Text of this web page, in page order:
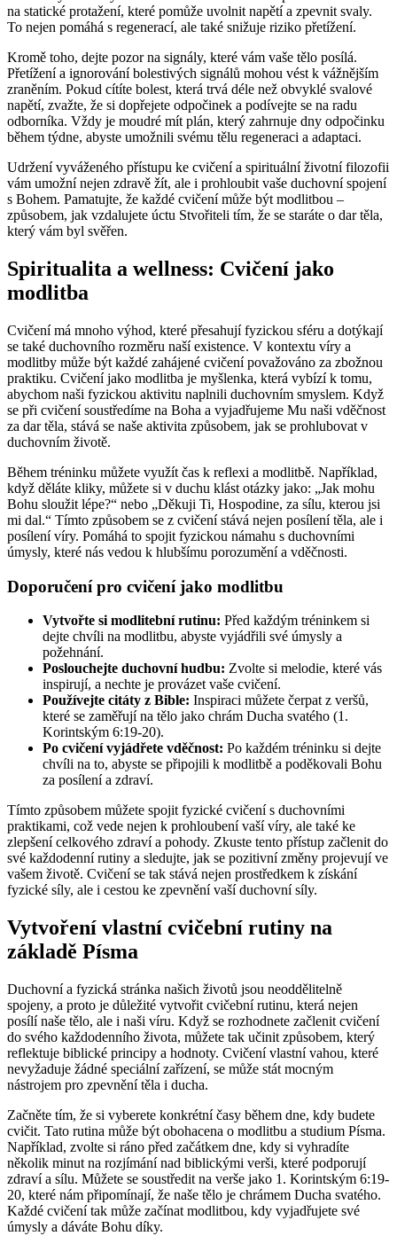
na statické protažení, které pomůže uvolnit napětí a zpevnit svaly.
To nejen pomáhá s regenerací, ale také snižuje riziko přetížení.
Kromě toho, dejte pozor na signály, které vám vaše tělo posílá.
Přetížení a ignorování bolestivých signálů mohou vést k vážnějším
zraněním. Pokud cítíte bolest, která trvá déle než obvyklé svalové
napětí, zvažte, že si dopřejete odpočinek a podívejte se na radu
odborníka. Vždy je moudré mít plán, který zahrnuje dny odpočinku
během týdne, abyste umožnili svému tělu regeneraci a adaptaci.
Udržení vyváženého přístupu ke cvičení a spirituální životní filozofii
vám umožní nejen zdravě žít, ale i prohloubit vaše duchovní spojení
s Bohem. Pamatujte, že každé cvičení může být modlitbou –
způsobem, jak vzdalujete úctu Stvořiteli tím, že se staráte o dar těla,
který vám byl svěřen.
Spiritualita a wellness: Cvičení jako
modlitba
Cvičení má mnoho výhod, které přesahují fyzickou sféru a dotýkají
se také duchovního rozměru naší existence. V kontextu víry a
modlitby může být každé zahájené cvičení považováno za zbožnou
praktiku. Cvičení jako modlitba je myšlenka, která vybízí k tomu,
abychom naši fyzickou aktivitu naplnili duchovním smyslem. Když
se při cvičení soustředíme na Boha a vyjadřujeme Mu naši vděčnost
za dar těla, stává se naše aktivita způsobem, jak se prohlubovat v
duchovním životě.
Během tréninku můžete využít čas k reflexi a modlitbě. Například,
když děláte kliky, můžete si v duchu klást otázky jako: „Jak mohu
Bohu sloužit lépe?“ nebo „Děkuji Ti, Hospodine, za sílu, kterou jsi
mi dal.“ Tímto způsobem se z cvičení stává nejen posílení těla, ale i
posílení víry. Pomáhá to spojit fyzickou námahu s duchovními
úmysly, které nás vedou k hlubšímu porozumění a vděčnosti.
Doporučení pro cvičení jako modlitbu
Vytvořte si modlitební rutinu: Před každým tréninkem si
dejte chvíli na modlitbu, abyste vyjádřili své úmysly a
požehnání.
Poslouchejte duchovní hudbu: Zvolte si melodie, které vás
inspirují, a nechte je provázet vaše cvičení.
Používejte citáty z Bible: Inspiraci můžete čerpat z veršů,
které se zaměřují na tělo jako chrám Ducha svatého (1.
Korintským 6:19-20).
Po cvičení vyjádřete vděčnost: Po každém tréninku si dejte
chvíli na to, abyste se připojili k modlitbě a poděkovali Bohu
za posílení a zdraví.
Tímto způsobem můžete spojit fyzické cvičení s duchovními
praktikami, což vede nejen k prohloubení vaší víry, ale také ke
zlepšení celkového zdraví a pohody. Zkuste tento přístup začlenit do
své každodenní rutiny a sledujte, jak se pozitivní změny projevují ve
vašem životě. Cvičení se tak stává nejen prostředkem k získání
fyzické síly, ale i cestou ke zpevnění vaší duchovní síly.
Vytvoření vlastní cvičební rutiny na
základě Písma
Duchovní a fyzická stránka našich životů jsou neoddělitelně
spojeny, a proto je důležité vytvořit cvičební rutinu, která nejen
posílí naše tělo, ale i naši víru. Když se rozhodnete začlenit cvičení
do svého každodenního života, můžete tak učinit způsobem, který
reflektuje biblické principy a hodnoty. Cvičení vlastní vahou, které
nevyžaduje žádné speciální zařízení, se může stát mocným
nástrojem pro zpevnění těla i ducha.
Začněte tím, že si vyberete konkrétní časy během dne, kdy budete
cvičit. Tato rutina může být obohacena o modlitbu a studium Písma.
Například, zvolte si ráno před začátkem dne, kdy si vyhradíte
několik minut na rozjímání nad biblickými verši, které podporují
zdraví a sílu. Můžete se soustředit na verše jako 1. Korintským 6:19-
20, které nám připomínají, že naše tělo je chrámem Ducha svatého.
Každé cvičení tak může začínat modlitbou, kdy vyjadřujete své
úmysly a dáváte Bohu díky.